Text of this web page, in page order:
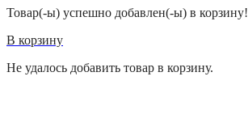
Товар(-ы) успешно добавлен(-ы) в корзину!
В корзину
Не удалось добавить товар в корзину.